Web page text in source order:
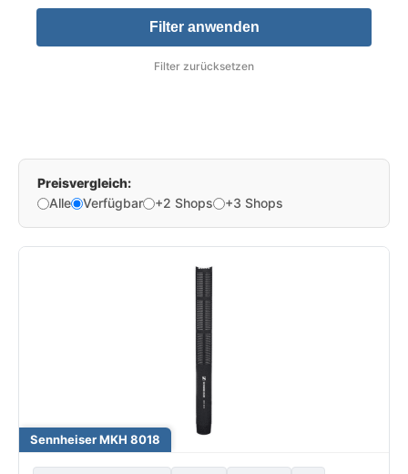
Filter anwenden
Filter zurücksetzen
Preisvergleich:
Alle
Verfügbar +2 Shops +3 Shops
Sennheiser MKH 8018